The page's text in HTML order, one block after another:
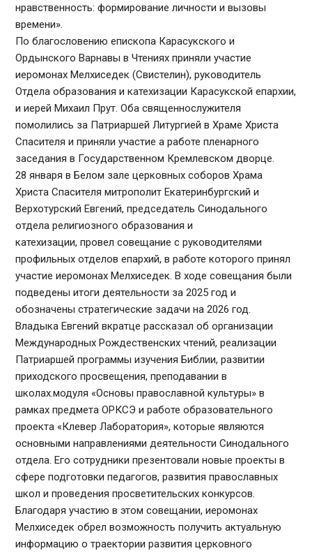
нравственность: формирование личности и вызовы
времени».
По благословению епископа Карасукского и
Ордынского Варнавы в Чтениях приняли участие
иеромонах Мелхиседек (Свистелин), руководитель
Отдела образования и катехизации Карасукской епархии,
и иерей Михаил Прут. Оба священнослужителя
помолились за Патриаршей Литургией в Храме Христа
Спасителя и приняли участие а работе пленарного
заседания в Государственном Кремлевском дворце.
28 января в Белом зале церковных соборов Храма
Христа Спасителя митрополит Екатеринбургский и
Верхотурский Евгений, председатель Синодального
отдела религиозного образования и
катехизации, провел совещание с руководителями
профильных отделов епархий, в работе которого принял
участие иеромонах Мелхиседек. В ходе совещания были
подведены итоги деятельности за 2025 год и
обозначены стратегические задачи на 2026 год.
Владыка Евгений вкратце рассказал об организации
Международных Рождественских чтений, реализации
Патриаршей программы изучения Библии, развитии
приходского просвещения, преподавании в
школах.модуля «Основы православной культуры» в
рамках предмета ОРКСЭ и работе образовательного
проекта «Клевер Лаборатория», которые являются
основными направлениями деятельности Синодального
отдела. Его сотрудники презентовали новые проекты в
сфере подготовки педагогов, развития православных
школ и проведения просветительских конкурсов.
Благодаря участию в этом совещании, иеромонах
Мелхиседек обрел возможность получить актуальную
информацию о траектории развития церковного